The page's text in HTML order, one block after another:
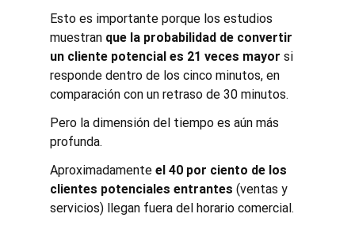
Esto es importante porque los estudios
muestran que la probabilidad de convertir
un cliente potencial es 21 veces mayor si
responde dentro de los cinco minutos, en
comparación con un retraso de 30 minutos.
Pero la dimensión del tiempo es aún más
profunda.
Aproximadamente el 40 por ciento de los
clientes potenciales entrantes (ventas y
servicios) llegan fuera del horario comercial.